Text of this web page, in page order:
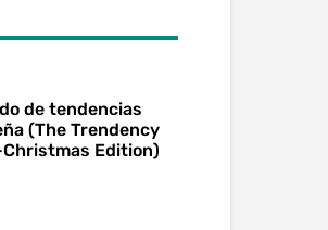
de tendencias
(The Trendency
Christmas Edition)